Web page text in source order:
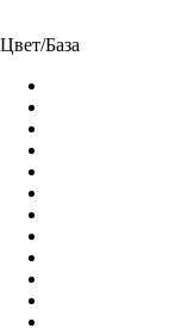
Цвет/База